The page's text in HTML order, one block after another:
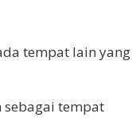
tempat lain yang
sebagai tempat